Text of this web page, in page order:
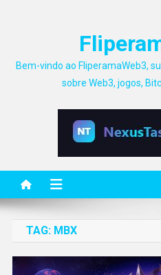
Bem-vindo ao FliperamaWeb3,
sobre Web3, jogos,
TAG: MBX